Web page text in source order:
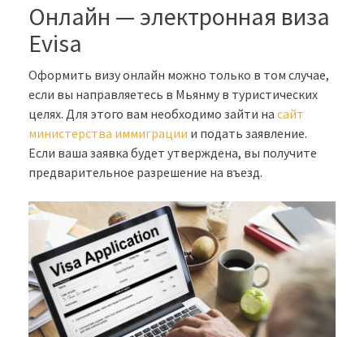
Онлайн — электронная виза
Evisa
Оформить визу онлайн можно только в том случае,
если вы направляетесь в Мьянму в туристических
целях. Для этого вам необходимо зайти на сайт
министерства иммиграции и подать заявление.
Если ваша заявка будет утверждена, вы получите
предварительное разрешение на въезд.